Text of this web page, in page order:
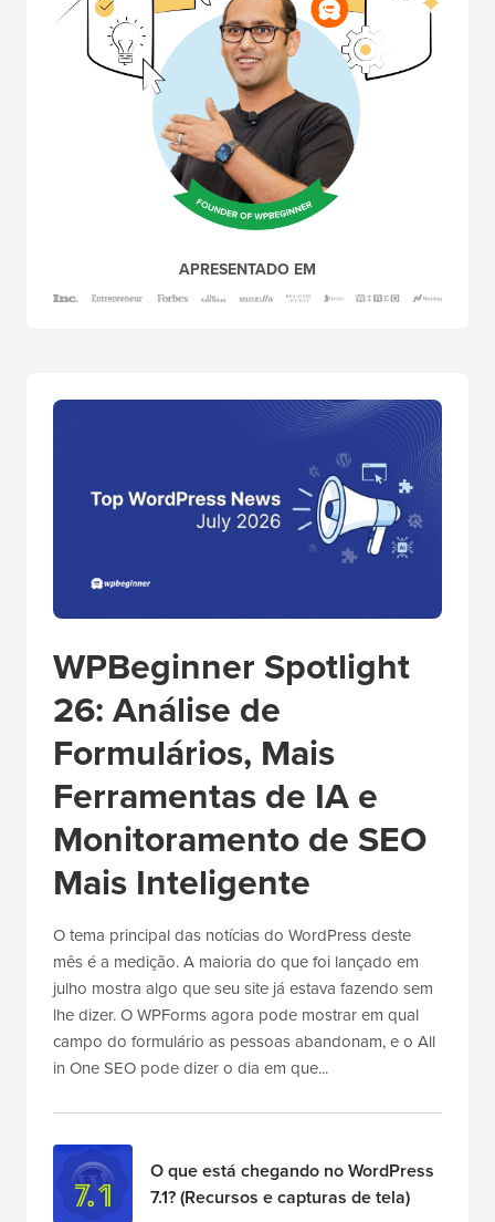
APRESENTADO EM
WPBeginner Spotlight
26: Análise de
Formulários, Mais
Ferramentas de IA e
Monitoramento de SEO
Mais Inteligente
O tema principal das notícias do WordPress deste
mês é a medição. A maioria do que foi lançado em
julho mostra algo que seu site já estava fazendo sem
lhe dizer. O WPForms agora pode mostrar em qual
campo do formulário as pessoas abandonam, e o All
in One SEO pode dizer o dia em que...
O que está chegando no WordPress
7.1? (Recursos e capturas de tela)